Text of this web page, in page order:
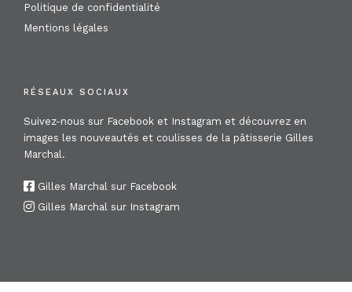
Politique de confidentialité
Mentions légales
RÉSEAUX SOCIAUX
Suivez-nous sur Facebook et Instagram et découvrez en
images les nouveautés et coulisses de la pâtisserie Gilles
Marchal.
Gilles Marchal sur Facebook
Gilles Marchal sur Instagram